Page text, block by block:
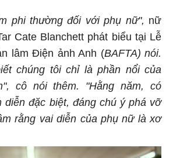
phi thường đối với phụ nữ", nữ
Cate Blanchett phát biểu tại Lễ
lâm Điện ảnh Anh (BAFTA) nói.
chúng tôi chỉ là phần nổi của
cô nói thêm. "Hằng năm, có
diễn đặc biệt, đáng chú ý phá vỡ
rằng vai diễn của phụ nữ là xơ